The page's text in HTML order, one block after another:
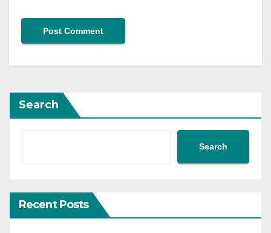
Search
Search
Recent Posts